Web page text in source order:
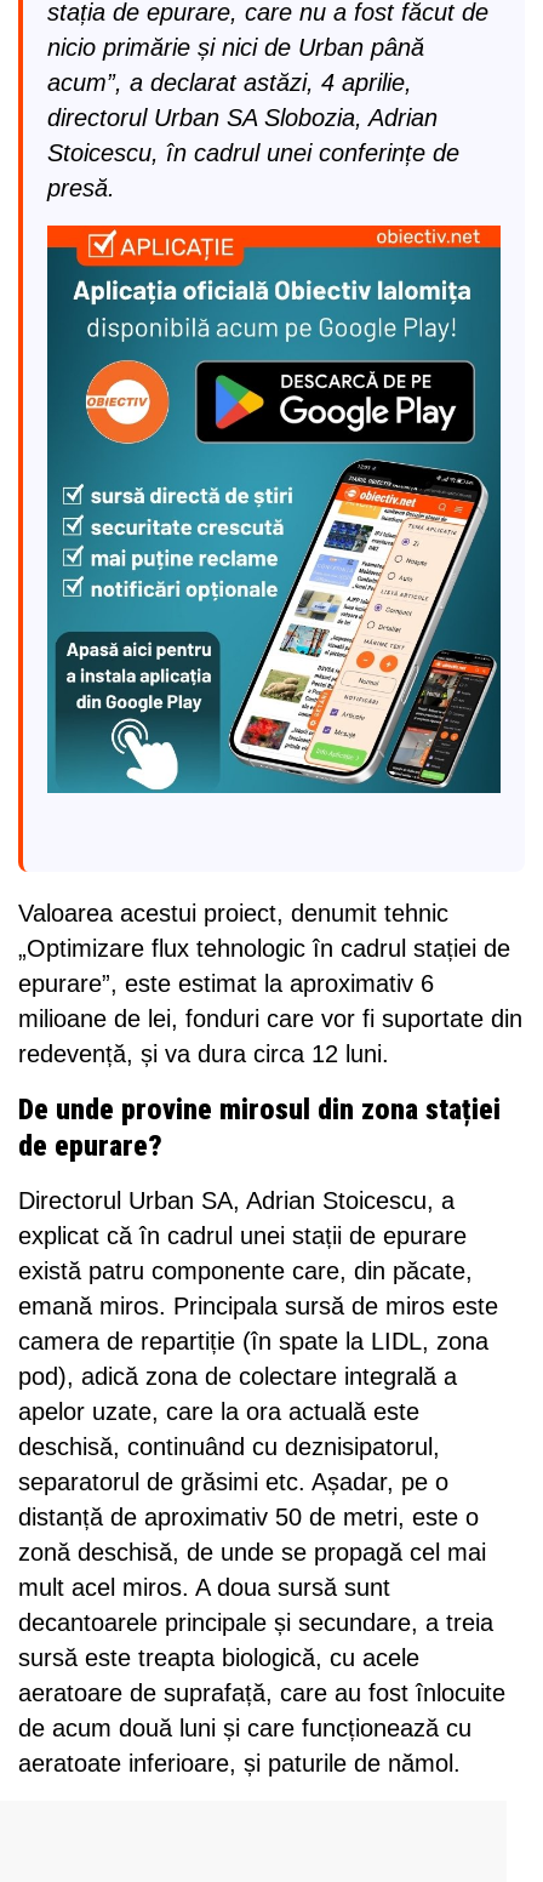
stația de epurare, care nu a fost făcut de
nicio primărie și nici de Urban până
acum”, a declarat astăzi, 4 aprilie,
directorul Urban SA Slobozia, Adrian
Stoicescu, în cadrul unei conferințe de
presă.
Valoarea acestui proiect, denumit tehnic
„Optimizare flux tehnologic în cadrul stației de
epurare”, este estimat la aproximativ 6
milioane de lei, fonduri care vor fi suportate din
redevență, și va dura circa 12 luni.
De unde provine mirosul din zona stației
de epurare?
Directorul Urban SA, Adrian Stoicescu, a
explicat că în cadrul unei stații de epurare
există patru componente care, din păcate,
emană miros. Principala sursă de miros este
camera de repartiție (în spate la LIDL, zona
pod), adică zona de colectare integrală a
apelor uzate, care la ora actuală este
deschisă, continuând cu deznisipatorul,
separatorul de grăsimi etc. Așadar, pe o
distanță de aproximativ 50 de metri, este o
zonă deschisă, de unde se propagă cel mai
mult acel miros. A doua sursă sunt
decantoarele principale și secundare, a treia
sursă este treapta biologică, cu acele
aeratoare de suprafață, care au fost înlocuite
de acum două luni și care funcționează cu
aeratoate inferioare, și paturile de nămol.